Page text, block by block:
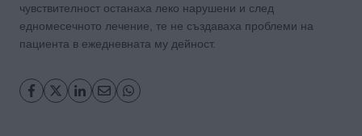
чувствителност останаха леко нарушени и след
едномесечното лечение, те не създаваха проблеми на
пациента в ежедневната му дейност.